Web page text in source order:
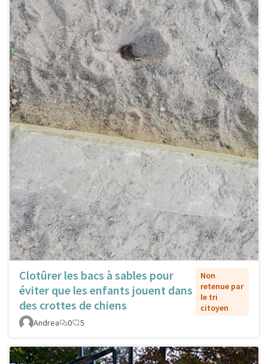
Clotûrer les bacs à sables pour
éviter que les enfants jouent dans
des crottes de chiens
Non
retenue par
le tri
citoyen
Andrea
0 5